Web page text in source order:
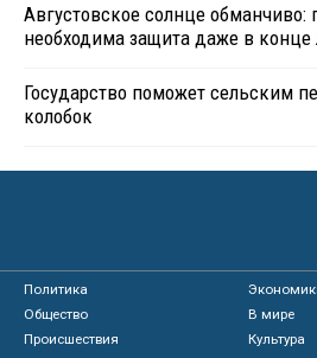
Августовское солнце обманчиво:
необходима защита даже в конце
Государство поможет сельским
колобок
Политика
Общество
В мире
Происшествия
Культура